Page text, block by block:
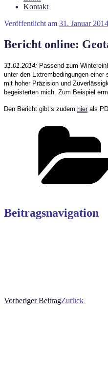
Kontakt
Veröffentlicht am 31. Januar 2014
Bericht online:
31.01.2014: Passend zum
unter den Extrembedingungen
mit hoher Präzision und
begeisterten mich. Zum Beispiel
Den Bericht gibt’s zudem hierals
Beitragsnavigation
Vorheriger BeitragZurück